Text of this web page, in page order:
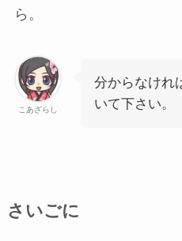
ら。
こあざらし
分からなけれ
いて下さい。
さいごに